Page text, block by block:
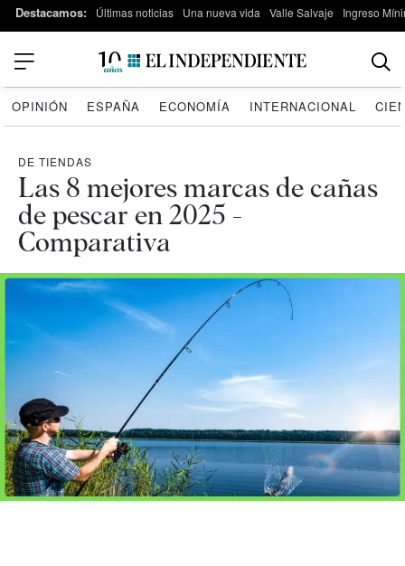
Destacamos: Últimas noticias Una nueva vida Valle Salvaje Ingreso
OPINIÓN ESPAÑA ECONOMÍA INTERNACIONAL
DE TIENDAS
Las 8 mejores marcas de cañas
de pescar en 2025 -
Comparativa